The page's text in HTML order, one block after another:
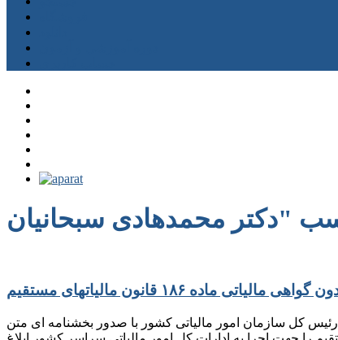
ماده ۱۸۶ قانون مالیات‏های مستقیم
محمدهادی سبحانیان رئیس کل سازمان امور مالیاتی کشور با صدور بخشنامه ای متن